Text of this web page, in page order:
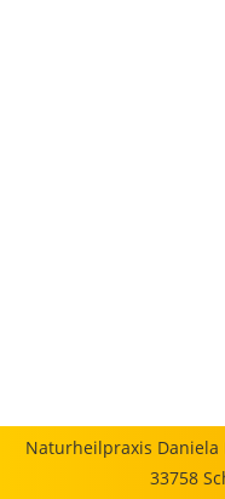
Naturheilpraxis Daniela
33758